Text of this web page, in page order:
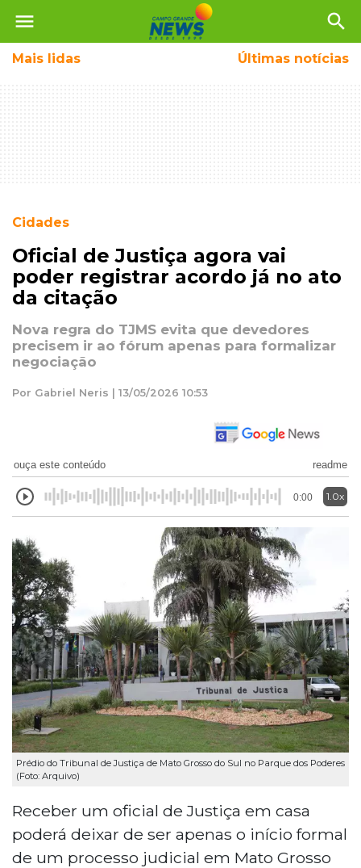
menu search
Mais lidas Últimas notícias
Cidades
Oficial de Justiça agora vai
poder registrar acordo já no ato
da citação
Nova regra do TJMS evita que devedores
precisem ir ao fórum apenas para formalizar
negociação
Por Gabriel Neris | 13/05/2026 10:53
ouça este conteúdo readme
0:00 1.0x
Prédio do Tribunal de Justiça de Mato Grosso do Sul no Parque dos Poderes
(Foto: Arquivo)
Receber um oficial de Justiça em casa
poderá deixar de ser apenas o início formal
de um processo judicial em Mato Grosso